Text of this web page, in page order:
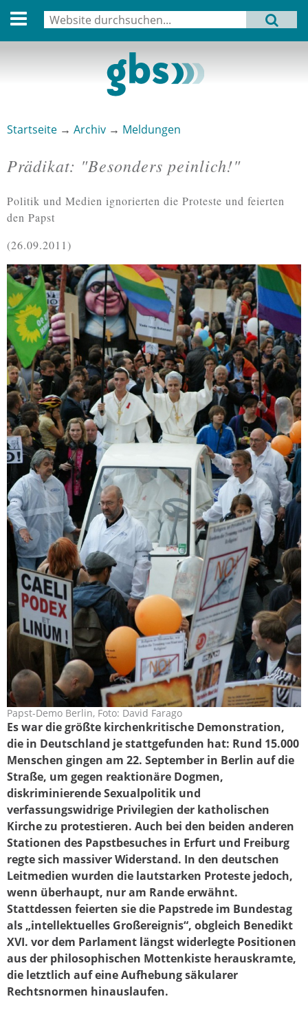
English version
Termine
Archiv
Verbindungen
Datenschutz
Impressum
MENU
Startseite → Archiv → Meldungen
Prädikat: "Besonders peinlich!"
Politik und Medien ignorierten die Proteste und feierten
den Papst
26.09.2011
demo1_0.jpg
Papst-Demo Berlin, Foto: David Farago
Es war die größte kirchenkritische Demonstration,
die in Deutschland je stattgefunden hat: Rund 15.000
Menschen gingen am 22. September in Berlin auf die
Straße, um gegen reaktionäre Dogmen,
diskriminierende Sexualpolitik und
verfassungswidrige Privilegien der katholischen
Kirche zu protestieren. Auch bei den beiden anderen
Stationen des Papstbesuches in Erfurt und Freiburg
regte sich massiver Widerstand. In den deutschen
Leitmedien wurden die lautstarken Proteste jedoch,
wenn überhaupt, nur am Rande erwähnt.
Stattdessen feierten sie die Papstrede im Bundestag
als „intellektuelles Großereignis“, obgleich Benedikt
XVI. vor dem Parlament längst widerlegte Positionen
aus der philosophischen Mottenkiste herauskramte,
die letztlich auf eine Aufhebung säkularer
Rechtsnormen hinauslaufen.
Suchformular
Suche